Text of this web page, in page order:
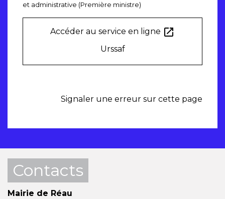
et administrative (Première ministre)
Accéder au service en ligne open_in_new
Urssaf
Signaler une erreur sur cette page
Contacts
Mairie de Réau